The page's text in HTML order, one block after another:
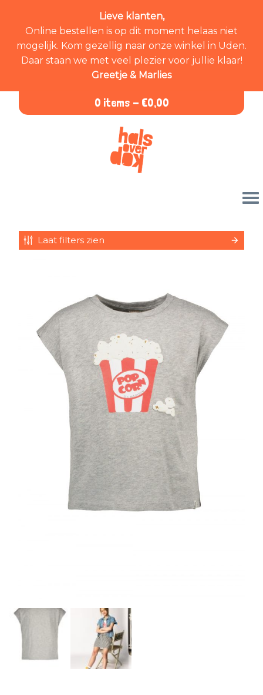
Lieve klanten,
Online bestellen is op dit moment helaas niet
mogelijk. Kom gezellig naar onze winkel in Uden.
Daar staan we met veel plezier voor jullie klaar!
Greetje & Marlies
0 items - €0,00
Laat filters zien